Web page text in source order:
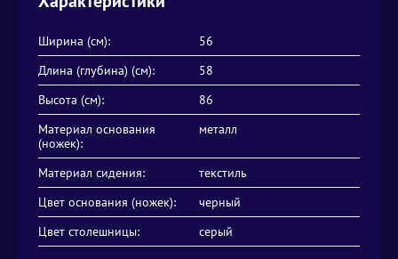
Ширина (см):
56
Длина (глубина) (см):
58
Высота (см):
86
Материал основания
(ножек):
металл
Материал сидения:
текстиль
Цвет основания (ножек):
черный
Цвет столешницы:
серый